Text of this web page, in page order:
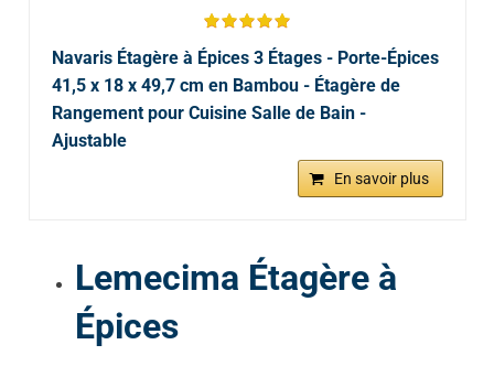
Navaris Étagère à Épices 3 Étages - Porte-Épices
41,5 x 18 x 49,7 cm en Bambou - Étagère de
Rangement pour Cuisine Salle de Bain -
Ajustable
En savoir plus
Lemecima Étagère à
Épices